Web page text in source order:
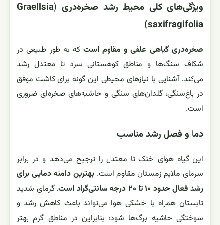
ویژگی‌های کلی محیط رشد صخره‌دری (Graellsia
saxifragifolia)
صخره‌دری گیاهی علفی و مقاوم است که به طور طبیعی در
شکاف سنگ‌ها و مناطق کوهستانی سرد تا معتدل رشد
می‌کند. آشنایی با نیازهای محیطی این گونه برای کاشت موفق
در باغ‌سنگی، گلدان‌های سنگی و حاشیه‌های صخره‌ای ضروری
است.
دما و فصل رشد مناسب
این گیاه هوای خنک تا معتدل را ترجیح می‌دهد و در برابر
سرمای ملایم زمستان مقاوم است.بهترین دامنه دمایی برای
رشد فعال حدود ۱۰ تا ۲۰ درجه سانتی‌گراد است
. گرمای شدید
تابستان همراه با خشکی هوا می‌تواند باعث کاهش رشد و
سوختگی حاشیه برگ‌ها شود؛ بنابراین در مناطق گرم بهتر